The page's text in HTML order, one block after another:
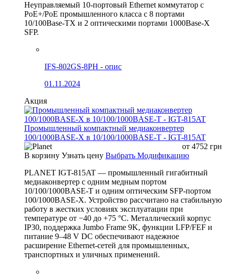
Неуправляемый 10-портовый Ethernet коммутатор с
PoE+/PoE промышленного класса с 8 портами
10/100Base-TX и 2 оптическими портами 1000Base-X
SFP.
IFS-802GS-8PH - опис
01.11.2024
Акция
Промышленный компактный медиаконвертер
100/1000BASE-X в 10/100/1000BASE-T - IGT-815AT
от 4752 грн
В корзину Узнать цену Выбрать Модификацию
PLANET IGT-815AT — промышленный гигабитный
медиаконвертер с одним медным портом
10/100/1000BASE-T и одним оптическим SFP-портом
100/1000BASE-X. Устройство рассчитано на стабильную
работу в жестких условиях эксплуатации при
температуре от −40 до +75 °C. Металлический корпус
IP30, поддержка Jumbo Frame 9K, функции LFP/FEF и
питание 9–48 V DC обеспечивают надежное
расширение Ethernet-сетей для промышленных,
транспортных и уличных применений.